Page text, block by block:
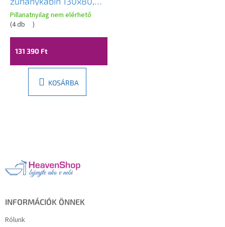
átlátszó csíkok / króm
profil, 840-130-080-
01-20
Pillanatnyilag nem elérhető
(4 db )
131 390 Ft
KOSÁRBA
INFORMÁCIÓK ÖNNEK
Rólunk